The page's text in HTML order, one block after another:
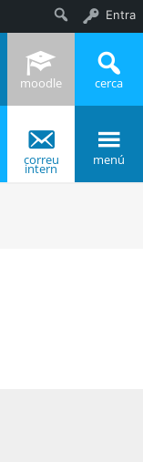
moodle cerca
correu
intern
menú
Entra